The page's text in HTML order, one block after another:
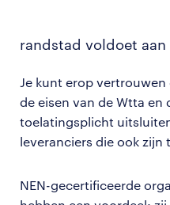
randstad voldoet aan
Je kunt erop
de eisen van de Wtta en
toelatingsplicht
leveranciers die ook zijn
NEN-gecertificeerde